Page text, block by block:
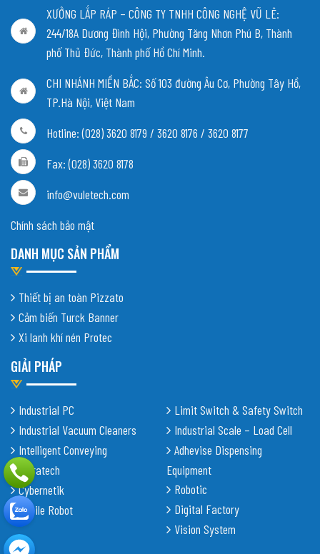
XƯỞNG LẮP RÁP – CÔNG TY TNHH CÔNG NGHỆ VŨ LÊ:
244/18A Dương Đình Hội, Phường Tăng Nhơn Phú B, Thành
phố Thủ Đức, Thành phố Hồ Chí Minh.
CHI NHÁNH MIỀN BẮC: Số 103 đường Âu Cơ, Phường Tây Hồ,
TP.Hà Nội, Việt Nam
Hotline: (028) 3620 8179 / 3620 8176 / 3620 8177
Fax: (028) 3620 8178
info@vuletech.com
Chính sách bảo mật
DANH MỤC SẢN PHẨM
Thiết bị an toàn Pizzato
Cảm biến Turck Banner
Xi lanh khí nén Protec
GIẢI PHÁP
Industrial PC
Industrial Vacuum Cleaners
Intelligent Conveying
Shiratech
Cybernetik
Mobile Robot
Limit Switch & Safety Switch
Industrial Scale – Load Cell
Adhevise Dispensing
Equipment
Robotic
Digital Factory
Vision System